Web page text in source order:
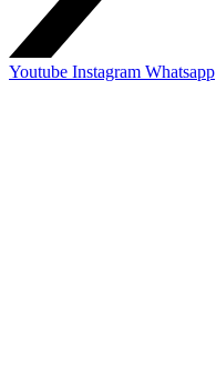
Youtube Instagram Whatsapp